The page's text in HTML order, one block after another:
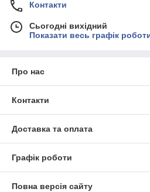
Контакти
Сьогодні вихідний
Показати весь графік
Про нас
Контакти
Доставка та оплата
Графік роботи
Повна версія сайту